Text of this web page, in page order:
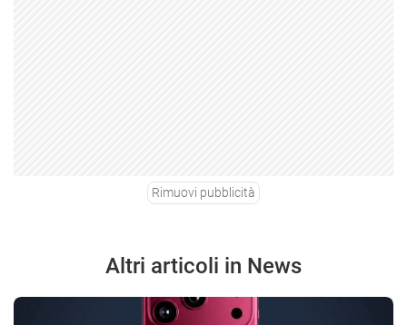
Rimuovi pubblicità
Altri articoli in News